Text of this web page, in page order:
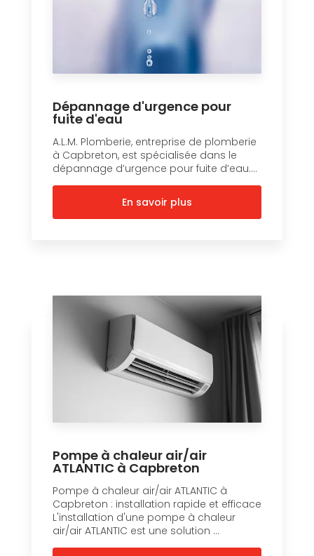
Dépannage d'urgence pour
fuite d'eau
A.L.M. Plomberie, entreprise de plomberie
à Capbreton, est spécialisée dans le
dépannage d’urgence pour fuite d’eau....
En savoir plus
Pompe à chaleur air/air
ATLANTIC à Capbreton
Pompe à chaleur air/air ATLANTIC à
Capbreton : installation rapide et efficace
L'installation d'une pompe à chaleur
air/air ATLANTIC est une solution ...